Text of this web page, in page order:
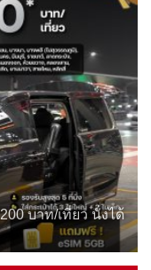
บาท/เที่ยว นั่งได้